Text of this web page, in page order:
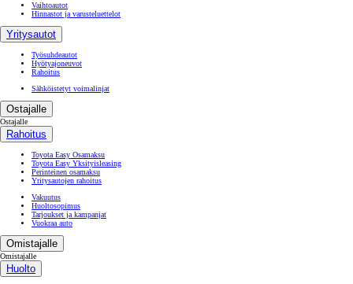
Vaihtoautot
Hinnastot ja varusteluettelot
Yritysautot
Työsuhdeautot
Hyötyajoneuvot
Rahoitus
Sähköistetyt voimalinjat
Ostajalle
Ostajalle
Rahoitus
Toyota Easy Osamaksu
Toyota Easy Yksityisleasing
Perinteinen osamaksu
Yritysautojen rahoitus
Vakuutus
Huoltosopimus
Tarjoukset ja kampanjat
Vuokraa auto
Omistajalle
Omistajalle
Huolto